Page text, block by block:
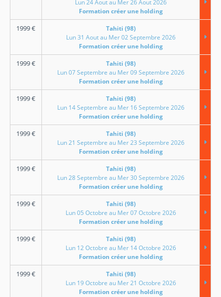
Lun 24 Aout au Mer 26 Aout 2026
Formation créer une holding
1999€
Tahiti (98)
Lun 31 Aout au Mer 02 Septembre 2026
Formation créer une holding
1999€
Tahiti (98)
Lun 07 Septembre au Mer 09 Septembre 2026
Formation créer une holding
1999€
Tahiti (98)
Lun 14 Septembre au Mer 16 Septembre 2026
Formation créer une holding
1999€
Tahiti (98)
Lun 21 Septembre au Mer 23 Septembre 2026
Formation créer une holding
1999€
Tahiti (98)
Lun 28 Septembre au Mer 30 Septembre 2026
Formation créer une holding
1999€
Tahiti (98)
Lun 05 Octobre au Mer 07 Octobre 2026
Formation créer une holding
1999€
Tahiti (98)
Lun 12 Octobre au Mer 14 Octobre 2026
Formation créer une holding
1999€
Tahiti (98)
Lun 19 Octobre au Mer 21 Octobre 2026
Formation créer une holding